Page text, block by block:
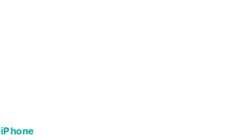
iPhone